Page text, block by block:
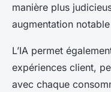
manière plus
augmentation
L’IA permet
expériences client,
avec chaque